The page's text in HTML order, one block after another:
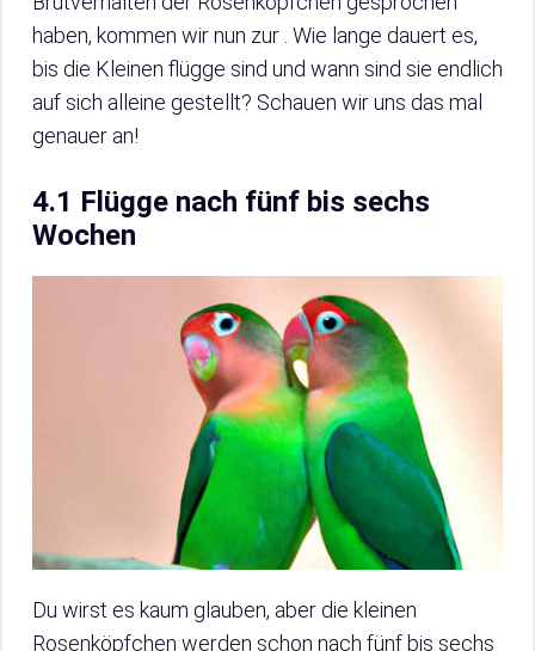
haben, kommen wir nun zur . Wie lange dauert es,
bis die Kleinen flügge sind und wann sind sie endlich
auf sich alleine gestellt? Schauen wir uns das mal
genauer an!
4.1 Flügge nach fünf bis sechs
Wochen
Du wirst es kaum glauben, aber die kleinen
Rosenköpfchen werden schon nach fünf bis sechs